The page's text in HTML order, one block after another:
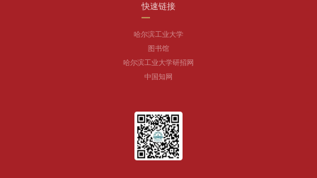
快速链接
哈尔滨工业大学
图书馆
哈尔滨工业大学研招网
中国知网